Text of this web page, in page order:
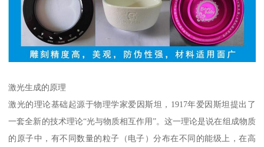
激光生成的原理
激光的理论基础起源于物理学家爱因斯坦，1917年爱因斯坦提出了
一套全新的技术理论“光与物质相互作用”。这一理论是说在组成物质
的原子中，有不同数量的粒子（电子）分布在不同的能级上，在高